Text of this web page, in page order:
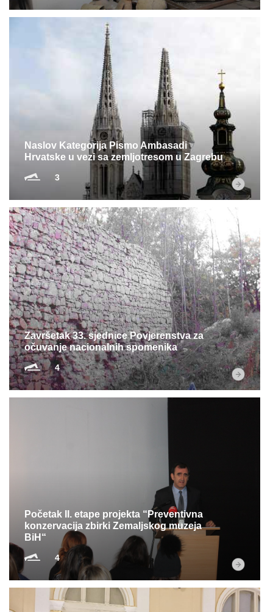
Naslov Kategorija Pismo Ambasadi
Hrvatske u vezi sa zemljotresom u Zagrebu
3
Završetak 33. sjednice Povjerenstva za
očuvanje nacionalnih spomenika
4
Početak II. etape projekta “Preventivna
konzervacija zbirki Zemaljskog muzeja
BiH“
4